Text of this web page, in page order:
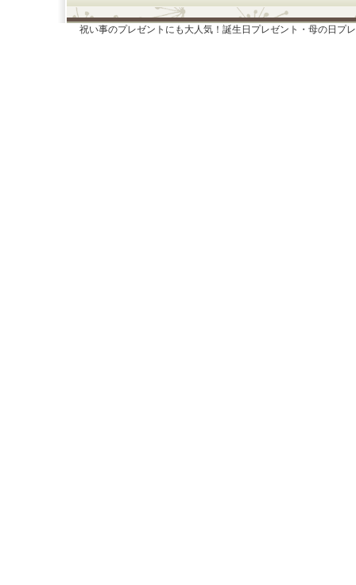
祝い事のプレゼントにも大人気！誕生日プレゼント・母の日プ